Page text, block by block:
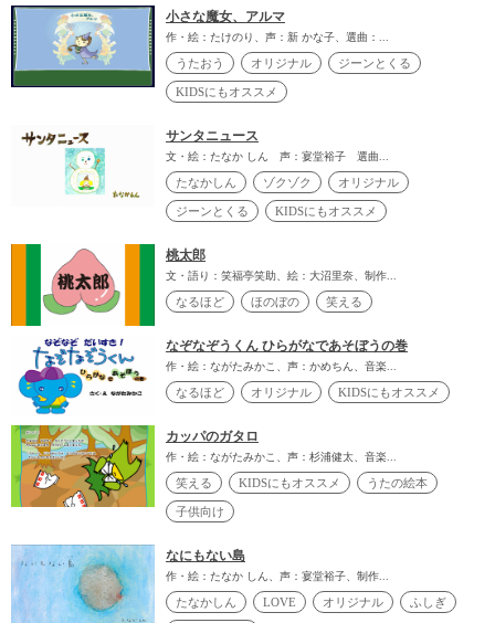
小さな魔女、アルマ
作・絵：たけのり、声：新 かな子、選曲：...
うたおう オリジナル ジーンとくる
KIDSにもオススメ
サンタニュース
文・絵：たなか しん 声：宴堂裕子 選曲...
たなかしん ゾクゾク オリジナル
ジーンとくる KIDSにもオススメ
桃太郎
文・語り：笑福亭笑助、絵：大沼里奈、制作...
なるほど ほのぼの 笑える
なぞなぞうくん ひらがなであそぼうの巻
作・絵：ながたみかこ、声：かめちん、音楽...
なるほど オリジナル KIDSにもオススメ
カッパのガタロ
作・絵：ながたみかこ、声：杉浦健太、音楽...
笑える KIDSにもオススメ うたの絵本
子供向け
なにもない島
作・絵：たなか しん、声：宴堂裕子、制作...
たなかしん LOVE オリジナル ふしぎ